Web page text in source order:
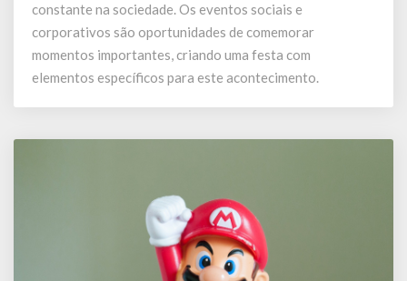
sucesso
dos
aniversários
constante na sociedade. Os eventos sociais e
corporativos são oportunidades de comemorar
momentos importantes, criando uma festa com
elementos específicos para este acontecimento.